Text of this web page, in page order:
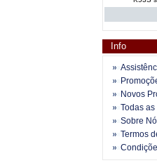
X555
Info
Novos
Todas
Sobre
Termos